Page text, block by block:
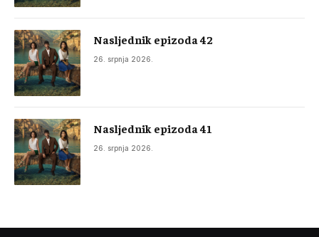
Nasljednik epizoda 42
26. srpnja 2026.
Nasljednik epizoda 41
26. srpnja 2026.